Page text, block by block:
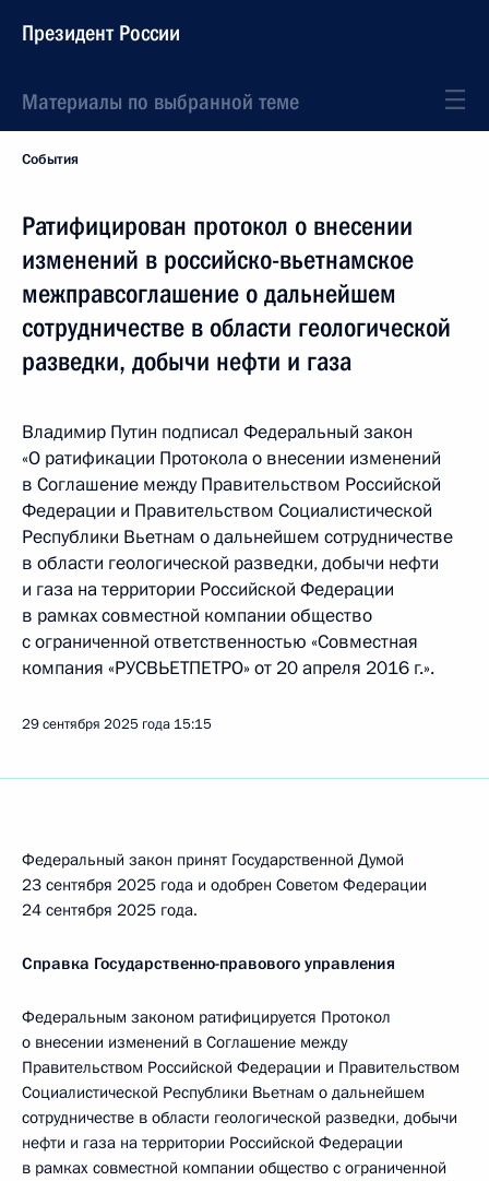
Президент России
Материалы по выбранной теме
События
Ратифицирован протокол о внесении
изменений в российско-вьетнамское
межправсоглашение о дальнейшем
сотрудничестве в области геологической
разведки, добычи нефти и газа
Владимир Путин подписал Федеральный закон
«О ратификации Протокола о внесении изменений
в Соглашение между Правительством Российской
Федерации и Правительством Социалистической
Республики Вьетнам о дальнейшем сотрудничестве
в области геологической разведки, добычи нефти
и газа на территории Российской Федерации
в рамках совместной компании общество
с ограниченной ответственностью «Совместная
компания «РУСВЬЕТПЕТРО» от 20 апреля 2016 г.».
29 сентября 2025 года 15:15
Федеральный закон принят Государственной Думой
23 сентября 2025 года и одобрен Советом Федерации
24 сентября 2025 года.
Справка Государственно-правового управления
Федеральным законом ратифицируется Протокол
о внесении изменений в Соглашение между
Правительством Российской Федерации и Правительством
Социалистической Республики Вьетнам о дальнейшем
сотрудничестве в области геологической разведки, добычи
нефти и газа на территории Российской Федерации
в рамках совместной компании общество с ограниченной